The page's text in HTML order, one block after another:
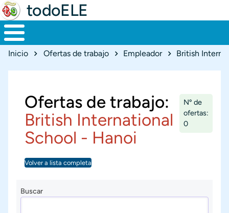
todoELE
Ruta de navegación
Inicio Ofertas de trabajo Empleador British
Ofertas de trabajo:
British International
School - Hanoi
Nº de
ofertas:
0
Volver a lista completa
Buscar